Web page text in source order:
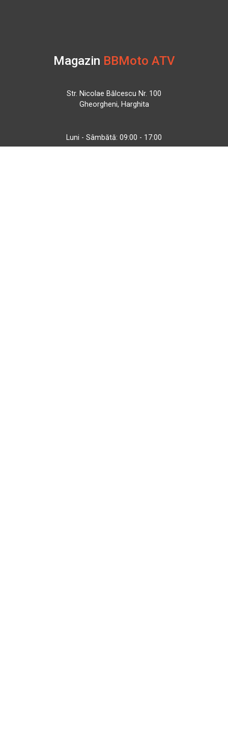
Magazin BBMoto ATV
Str. Nicolae Bălcescu Nr. 100
Gheorgheni, Harghita
Luni - Sâmbătă: 09:00 - 17:00